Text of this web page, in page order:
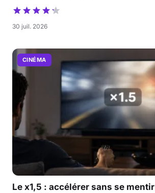
30 juil. 2026
CINÉMA
Le x1,5 : accélérer sans se mentir